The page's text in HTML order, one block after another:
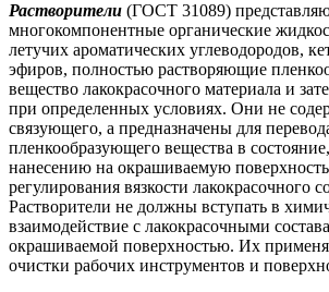
Растворители (ГОСТ 31089)
многокомпонентные органические
летучих ароматических углеводородов,
эфиров, полностью растворяющие
вещество лакокрасочного материала и
при определенных условиях. Они не
связующего, а предназначены для
пленкообразующего вещества в
нанесению на окрашиваемую
регулирования вязкости лакокрасочного
Растворители не должны вступать в
взаимодействие с лакокрасочными
окрашиваемой поверхностью. Их
очистки рабочих инструментов и